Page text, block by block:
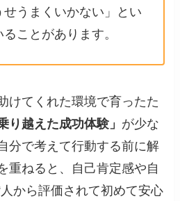
うまくいかない」とい
ことがあります。
けてくれた環境で育ったた
り越えた成功体験」 が少な
分で考えて行動する前に解
重ねると、自己肯定感や自
から評価されて初めて安心